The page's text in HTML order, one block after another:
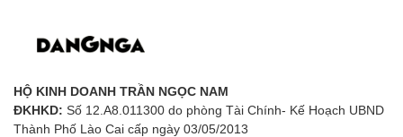
HỘ KINH DOANH TRẦN NGỌC NAM
ĐKHKD: Số 12.A8.011300 do phòng Tài Chính- Kế Hoạch UBND
Thành Phố Lào Cai cấp ngày 03/05/2013